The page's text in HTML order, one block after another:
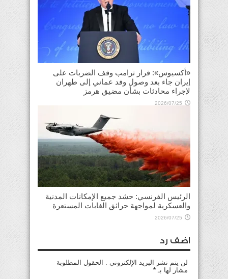
«أكسيوس»: قرار ترامب وقف الضربات على
إيران جاء بعد وصول وفد عماني إلى طهران
لإجراء محادثات بشأن مضيق هرمز
2026/07/25
الرئيس الفرنسي: حشد جميع الإمكانات المدنية
والعسكرية لمواجهة حرائق الغابات المستعرة
2026/07/25
اضف رد
لن يتم نشر البريد الإلكتروني . الحقول المطلوبة
مشار لها بـ *